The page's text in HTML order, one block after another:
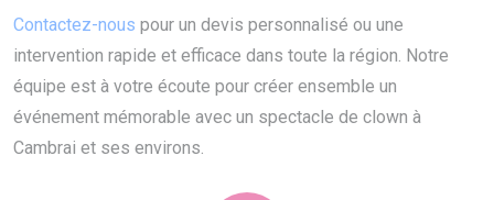
Contactez-nous pour un devis personnalisé ou une
intervention rapide et efficace dans toute la région. Notre
équipe est à votre écoute pour créer ensemble un
événement mémorable avec un spectacle de clown à
Cambrai et ses environs.